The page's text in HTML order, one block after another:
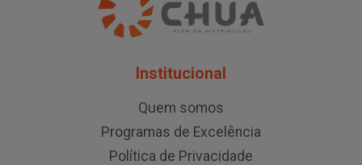
Institucional
Quem somos
Programas de Excelência
Política de Privacidade